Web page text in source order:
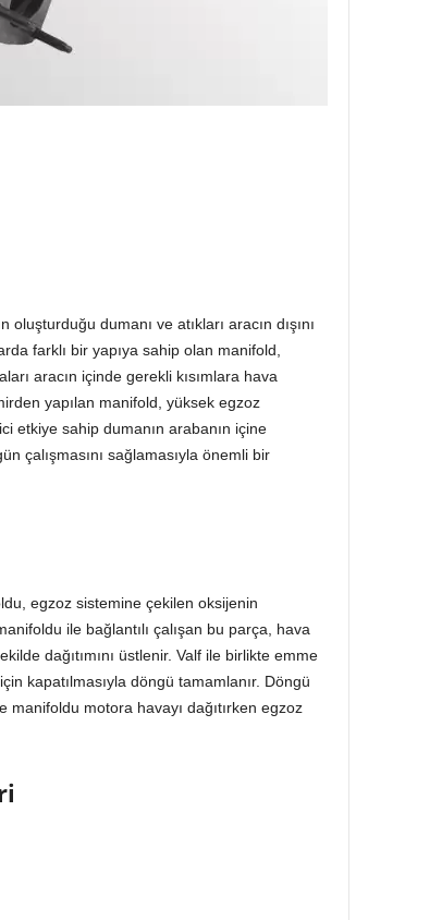
dumanı ve atıkları aracın dışını
farklı bir yapıya sahip olan manifold,
aracın içinde gerekli kısımlara hava
yapılan manifold, yüksek egzoz
etkiye sahip dumanın arabanın içine
çalışmasını sağlamasıyla önemli bir
egzoz sistemine çekilen oksijenin
ile bağlantılı çalışan bu parça, hava
dağıtımını üstlenir. Valf ile birlikte emme
kapatılmasıyla döngü tamamlanır. Döngü
manifoldu motora havayı dağıtırken egzoz